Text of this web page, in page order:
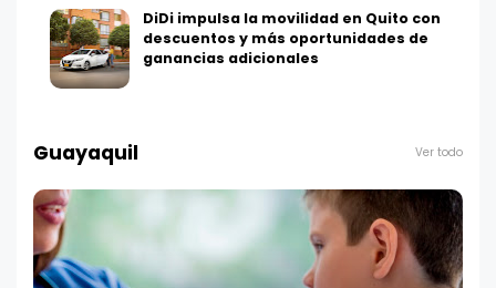
DiDi impulsa la movilidad en Quito con
descuentos y más oportunidades de
ganancias adicionales
Guayaquil Ver todo